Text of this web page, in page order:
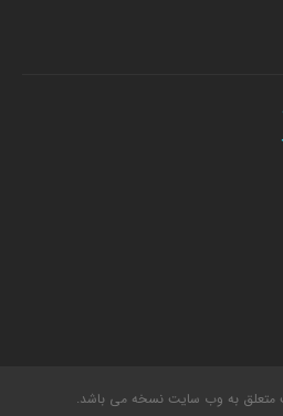
متعلق به وب سایت نسخه می باشد.